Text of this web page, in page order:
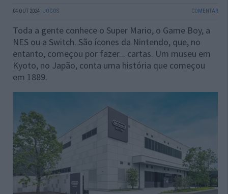
04 OUT 2024 · JOGOS COMENTAR
Toda a gente conhece o Super Mario, o Game Boy, a
NES ou a Switch. São ícones da Nintendo, que, no
entanto, começou por fazer... cartas. Um museu em
Kyoto, no Japão, conta uma história que começou
em 1889.